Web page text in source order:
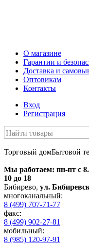
О магазине
Гарантии и
Доставка и
Оптовикам
Контакты
Вход
Регистрация
Торговый домБытовой
Мы работаем: пн-пт с
10 до 18
Бибирево, ул.
многоканальный:
8 (499) 707-71-77
факс:
8 (499) 902-27-81
мобильный:
8 (985) 120-97-91